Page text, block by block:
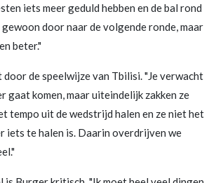
iets meer geduld hebben en de bal rond
door naar de volgende ronde, maar
beter."
de speelwijze van Tbilisi. "Je verwacht
gaat komen, maar uiteindelijk zakken ze
tempo uit de wedstrijd halen en ze niet het
iets te halen is. Daarin overdrijven we